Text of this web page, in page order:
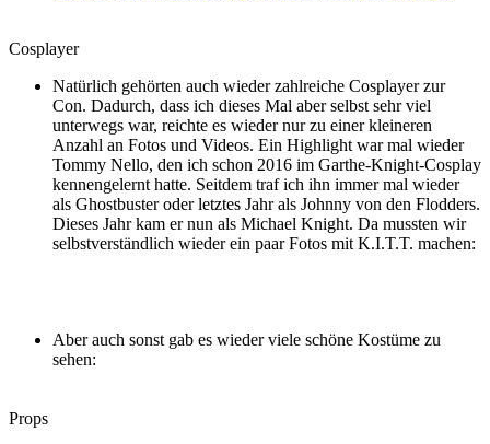
Cosplayer
Natürlich gehörten auch wieder zahlreiche Cosplayer zur
Con. Dadurch, dass ich dieses Mal aber selbst sehr viel
unterwegs war, reichte es wieder nur zu einer kleineren
Anzahl an Fotos und Videos. Ein Highlight war mal wieder
Tommy Nello, den ich schon 2016 im Garthe-Knight-Cosplay
kennengelernt hatte. Seitdem traf ich ihn immer mal wieder
als Ghostbuster oder letztes Jahr als Johnny von den Flodders.
Dieses Jahr kam er nun als Michael Knight. Da mussten wir
selbstverständlich wieder ein paar Fotos mit K.I.T.T. machen:
Aber auch sonst gab es wieder viele schöne Kostüme zu
sehen:
Props